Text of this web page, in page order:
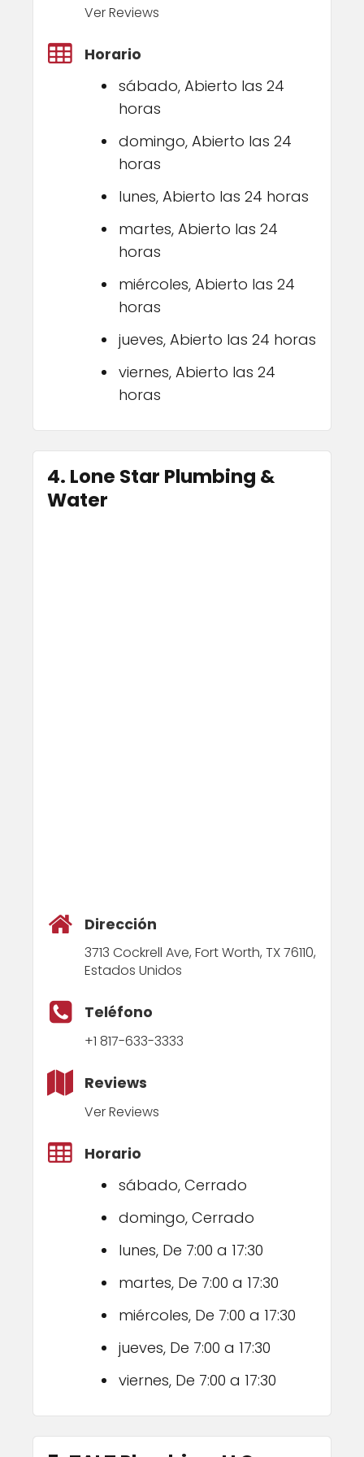
Ver Reviews
Horario
sábado, Abierto las 24
horas
domingo, Abierto las 24
horas
lunes, Abierto las 24 horas
martes, Abierto las 24
horas
miércoles, Abierto las 24
horas
jueves, Abierto las 24 horas
viernes, Abierto las 24
horas
4. Lone Star Plumbing &
Water
Dirección
3713 Cockrell Ave, Fort Worth, TX 76110,
Estados Unidos
Teléfono
+1 817-633-3333
Reviews
Ver Reviews
Horario
sábado, Cerrado
domingo, Cerrado
lunes, De 7:00 a 17:30
martes, De 7:00 a 17:30
miércoles, De 7:00 a 17:30
jueves, De 7:00 a 17:30
viernes, De 7:00 a 17:30